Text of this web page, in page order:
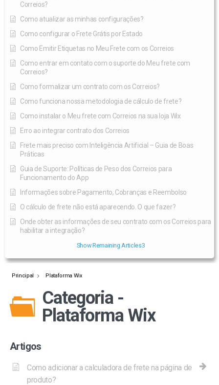
Correios?
Como atualizar as minhas configurações?
Como configurar o Frete Grátis por Estado
Como Emitir Etiquetas no Meu Frete com os Correios
Como entrar em contato com o suporte do Meu frete com
Correios?
Como formalizar um contrato com os Correios?
Como funciona nossa metodologia de cálculo de frete?
Como instalar o Meu frete com Correios na sua loja Wix
Erro ao integrar contrato dos Correios
Frete mais preciso com Inteligência Artificial – Guia de Boas
Práticas
Guia de Suporte: Políticas de Peso dos Correios para
Funcionamento do App
Informações sobre Pagamento, Cobranças e Reembolso
O cálculo de frete não está aparecendo. O que fazer?
Onde obter as informações de seu contrato com os Correios para
habilitar a integração?
Show Remaining Articles3
Principal Plataforma Wix
Categoria -
Plataforma Wix
Artigos
Como adicionar a calculadora de frete na página de
produto?